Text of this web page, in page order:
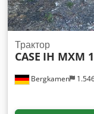
Bergkamen
Трактор
CASE IH MXM